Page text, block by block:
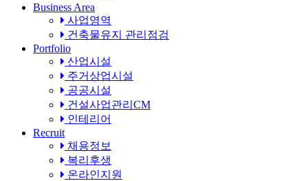
Business Area
사업영역
건축물유지 관리점검
Portfolio
산업시설
주거상업시설
공공시설
건설사업관리CM
인테리어
Recruit
채용정보
복리후생
온라인지원